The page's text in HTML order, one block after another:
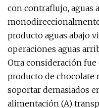
con contraflujo, aguas
producto aguas abajo
operaciones aguas
Otra consideración fue
producto de chocolate
soportar demasiados
alimentación (A)